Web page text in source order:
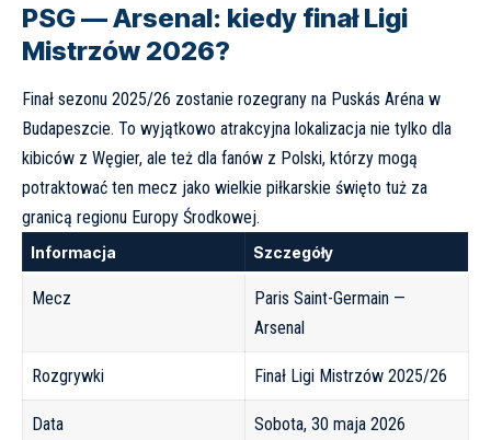
PSG — Arsenal: kiedy finał Ligi
Mistrzów 2026?
Finał sezonu 2025/26 zostanie rozegrany na Puskás Aréna w
Budapeszcie. To wyjątkowo atrakcyjna lokalizacja nie tylko dla
kibiców z Węgier, ale też dla fanów z Polski, którzy mogą
potraktować ten mecz jako wielkie piłkarskie święto tuż za
granicą regionu Europy Środkowej.
Informacja Szczegóły
Mecz
Paris Saint-Germain —
Arsenal
Rozgrywki Finał Ligi Mistrzów 2025/26
Data Sobota, 30 maja 2026